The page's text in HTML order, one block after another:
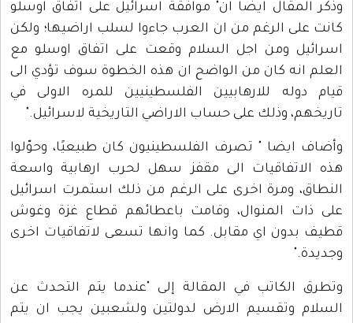
وذكر المقال ايضًا ان" موافقة اسرائيل على اتفاق اوسلو
كانت على الرغم من ان العرب جاءوا لسلب اراضيها؛ ولكن
اسرائيل ومن اجل السلام وقعت على اتفاق اوسلو مع
العلم انه كان من الواضح ان هذه الخطوة سوف تؤدي الى
قيام دوله للارهابيين الفلسطينيين للمره الاولى في
تاريخهم، وذلك على حساب الاراضي التاريخية لاسرائيل."
وأضاف ايضا " تصرف الفلسطينيون كان طبيعيًا، وحوّلوا
هذه الاتفاقيات الى مقفز سهل لحرب ارهابية واسعة
النطاق، ومرة اخرى على الرغم من ذلك استمرت اسرائيل
على ذات المنوال، وقامت باعطائهم قطاع غزة وغوش
قطيف بدون اي مقابل. كما وانها تسعى لاتفاقيات اخرى
وجديدة."
وتطرق الكاتب في المقالة إلى "عندما يتم التحدث عن
السلام وتقسيم الارض لدولتين ولشعبين يجب ان يتم